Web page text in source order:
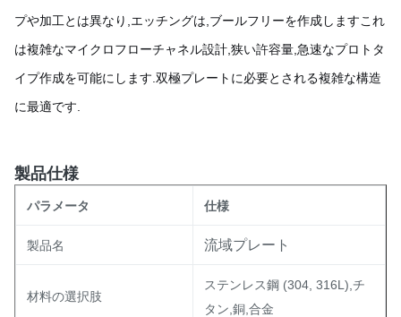
プや加工とは異なり,エッチングは,ブールフリーを作成しますこれ
は複雑なマイクロフローチャネル設計,狭い許容量,急速なプロトタ
イプ作成を可能にします.双極プレートに必要とされる複雑な構造
に最適です.
製品仕様
パラメータ 仕様
製品名 流域プレート
材料の選択肢
ステンレス鋼 (304, 316L),チ
タン,銅,合金